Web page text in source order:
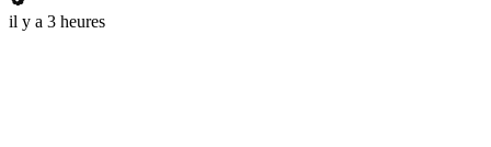
il y a 3 heures